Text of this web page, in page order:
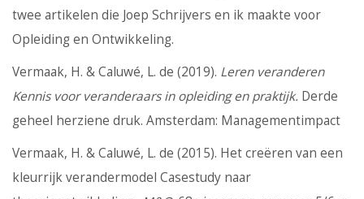
twee artikelen die Joep Schrijvers en ik maakte voor
Opleiding en Ontwikkeling.
Vermaak, H. & Caluwé, L. de (2019). Leren veranderen
Kennis voor veranderaars in opleiding en praktijk. Derde
geheel herziene druk. Amsterdam: Managementimpact
Vermaak, H. & Caluwé, L. de (2015). Het creëren van een
kleurrijk verandermodel Casestudy naar